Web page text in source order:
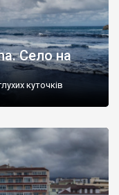
Село на
куточків